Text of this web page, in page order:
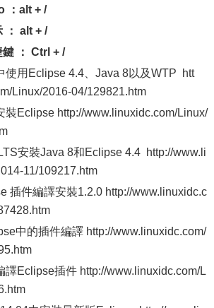
： alt + /
alt + /
： Ctrl + /
使用Eclipse 4.4、Java 8以及WTP htt
Linux/2016-04/129821.htm
裝Eclipse http://www.linuxidc.com/Linux/
安裝Java 8和Eclipse 4.4 http://www.li
11/109217.htm
插件編譯安裝1.2.0 http://www.linuxidc.c
中的插件編譯 http://www.linuxidc.com/
譯Eclipse插件 http://www.linuxidc.com/L